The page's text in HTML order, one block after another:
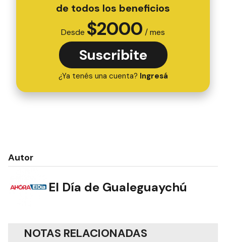
de todos los beneficios
Desde $2000 / mes
Suscribite
¿Ya tenés una cuenta? Ingresá
Autor
El Día de Gualeguaychú
NOTAS RELACIONADAS